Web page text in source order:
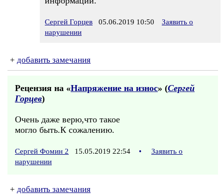
Сергей Горцев 05.06.2019 10:50
Заявить о
нарушении
+ добавить замечания
Рецензия на «Напряжение на износ» (Сергей
Горцев)
Очень даже верю,что такое
могло быть.К сожалению.
Сергей Фомин 2 15.05.2019 22:54 •
Заявить о
нарушении
+ добавить замечания